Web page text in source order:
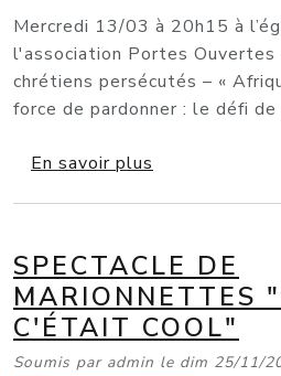
Mercredi 13/03 à 20h15 à
l'association Portes
chrétiens persécutés – «
force de pardonner : le défi de
En savoir plus
SPECTACLE DE
MARIONNETTES
C'ÉTAIT COOL"
Soumis par admin le dim 25/11/